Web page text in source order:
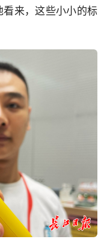
来，这些小小的标